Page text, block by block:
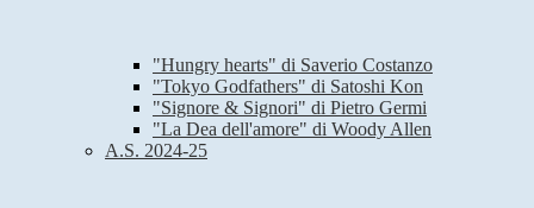
"Hungry hearts" di Saverio Costanzo
"Tokyo Godfathers" di Satoshi Kon
"Signore & Signori" di Pietro Germi
"La Dea dell'amore" di Woody Allen
A.S. 2024-25